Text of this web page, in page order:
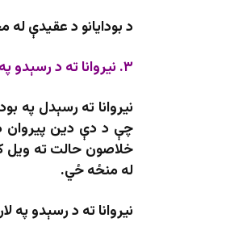
د بودایانو د عقیدې
۳. نیروانا ته د رسېدو
نیروانا ته رسېدل په
چې د دې دین پیروان د
خلاصون حالت ته ویل
له منځه ځي.
نیروانا ته د رسېدو په